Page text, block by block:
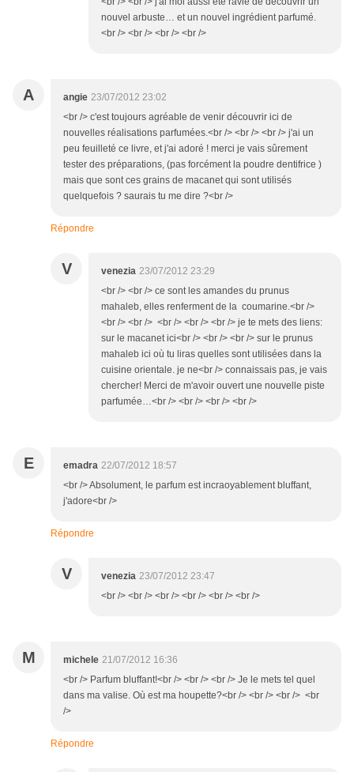
nouvel arbuste… et un nouvel ingrédient parfumé.
<br /> <br /> <br /> <br />
A angie 23/07/2012 23:02
<br /> c'est toujours agréable de venir découvrir ici de
nouvelles réalisations parfumées.<br /> <br /> <br /> j'ai un
peu feuilleté ce livre, et j'ai adoré ! merci je vais sûrement
tester des préparations, (pas forcément la poudre dentifrice )
mais que sont ces grains de macanet qui sont utilisés
quelquefois ? saurais tu me dire ?<br />
Répondre
V venezia 23/07/2012 23:29
<br /> <br /> ce sont les amandes du prunus
mahaleb, elles renferment de la coumarine.<br />
<br /> <br /> <br /> <br /> <br /> je te mets des liens:
sur le macanet ici<br /> <br /> <br /> sur le prunus
mahaleb ici où tu liras quelles sont utilisées dans la
cuisine orientale. je ne<br /> connaissais pas, je vais
chercher! Merci de m'avoir ouvert une nouvelle piste
parfumée…<br /> <br /> <br /> <br />
E emadra 22/07/2012 18:57
<br /> Absolument, le parfum est incraoyablement bluffant,
j'adore<br />
Répondre
V venezia 23/07/2012 23:47
<br /> <br /> <br /> <br /> <br /> <br />
M michele 21/07/2012 16:36
<br /> Parfum bluffant!<br /> <br /> <br /> Je le mets tel quel
dans ma valise. Où est ma houpette?<br /> <br /> <br /> <br
/>
Répondre